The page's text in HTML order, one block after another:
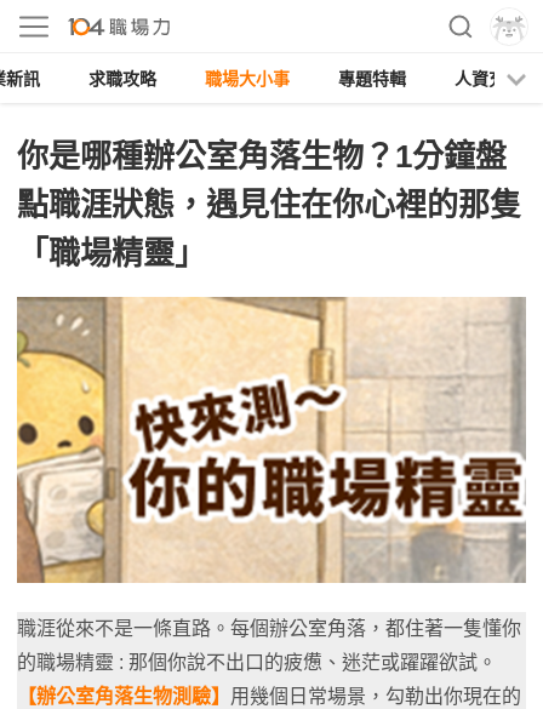
新訊 求職攻略 職場大小事 專題特輯 人資充電
你是哪種辦公室角落生物？1分鐘盤
點職涯狀態，遇見住在你心裡的那隻
「職場精靈」
職涯從來不是一條直路。每個辦公室角落，都住著一隻懂你
的職場精靈 : 那個你說不出口的疲憊、迷茫或躍躍欲試。
【辦公室角落生物測驗】 用幾個日常場景，勾勒出你現在的